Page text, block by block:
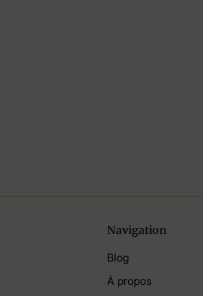
Navigation
Blog
À propos